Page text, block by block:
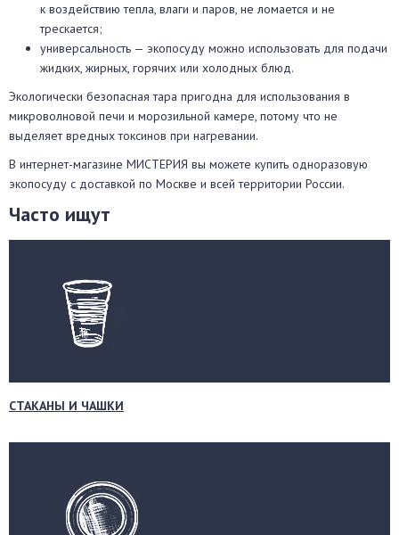
к воздействию тепла, влаги и паров, не ломается и не
трескается;
универсальность — экопосуду можно использовать для подачи
жидких, жирных, горячих или холодных блюд.
Экологически безопасная тара пригодна для использования в
микроволновой печи и морозильной камере, потому что не
выделяет вредных токсинов при нагревании.
В интернет-магазине МИСТЕРИЯ вы можете купить одноразовую
экопосуду с доставкой по Москве и всей территории России.
Часто ищут
СТАКАНЫ И ЧАШКИ